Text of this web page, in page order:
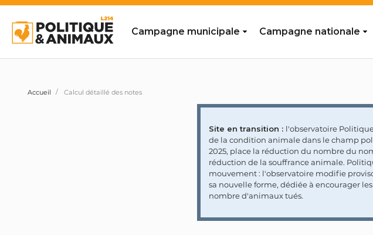
Campagne municipale Campagne nationale
Accueil Calcul détaillé des notes
Site en transition : l'observatoire
de la condition animale dans le champ
2025, place la réduction du nombre du
réduction de la souffrance animale.
mouvement : l'observatoire modifie
sa nouvelle forme, dédiée à encourager
nombre d'animaux tués.